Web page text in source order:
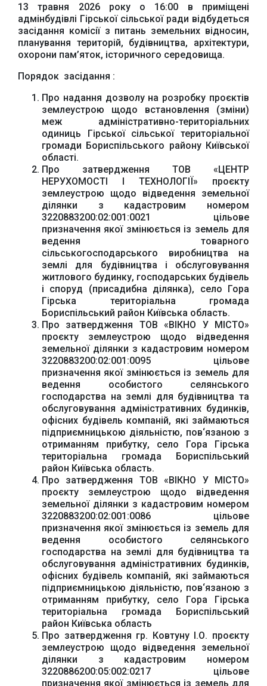
13 травня 2026 року о 16:00 в приміщені
адмінбудівлі Гірської сільської ради відбудеться
засідання комісії з питань земельних відносин,
планування територій, будівництва, архітектури,
охорони пам’яток, історичного середовища.
Порядок засідання :
Про надання дозволу на розробку проєктів
землеустрою щодо встановлення (зміни)
меж адміністративно-територіальних
одиниць Гірської сільської територіальної
громади Бориспільського району Київської
області.
Про затвердження ТОВ «ЦЕНТР
НЕРУХОМОСТІ І ТЕХНОЛОГІЇ» проєкту
землеустрою щодо відведення земельної
ділянки з кадастровим номером
3220883200:02:001:0021 цільове
призначення якої змінюється із земель для
ведення товарного
сільськогосподарського виробництва на
землі для будівництва і обслуговування
житлового будинку, господарських будівель
і споруд (присадибна ділянка), село Гора
Гірська територіальна громада
Бориспільський район Київська область.
Про затвердження ТОВ «ВІКНО У МІСТО»
проєкту землеустрою щодо відведення
земельної ділянки з кадастровим номером
3220883200:02:001:0095 цільове
призначення якої змінюється із земель для
ведення особистого селянського
господарства на землі для будівництва та
обслуговування адміністративних будинків,
офісних будівель компаній, які займаються
підприємницькою діяльністю, пов‘язаною з
отриманням прибутку, село Гора Гірська
територіальна громада Бориспільський
район Київська область.
Про затвердження ТОВ «ВІКНО У МІСТО»
проєкту землеустрою щодо відведення
земельної ділянки з кадастровим номером
3220883200:02:001:0086 цільове
призначення якої змінюється із земель для
ведення особистого селянського
господарства на землі для будівництва та
обслуговування адміністративних будинків,
офісних будівель компаній, які займаються
підприємницькою діяльністю, пов‘язаною з
отриманням прибутку, село Гора Гірська
територіальна громада Бориспільський
район Київська область
Про затвердження гр. Ковтуну І.О. проєкту
землеустрою щодо відведення земельної
ділянки з кадастровим номером
3220886200:05:002:0217 цільове
призначення якої змінюється із земель для
Офіційний веб-сайт
Верховної Ради
України
Офіційне інтернет-
представництво
Президента України